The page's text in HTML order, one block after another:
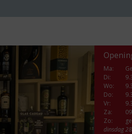
Ma:
Di:
Wo:
Do:
Vr:
Za:
Zo:
dinsdag